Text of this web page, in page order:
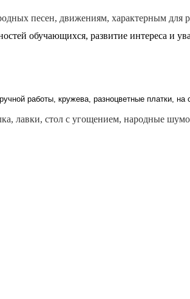
песен, движениям, характерным для
обучающихся, развитие интереса и
работы, кружева, разноцветные платки, на
лавки, стол с угощением, народные
Гости: